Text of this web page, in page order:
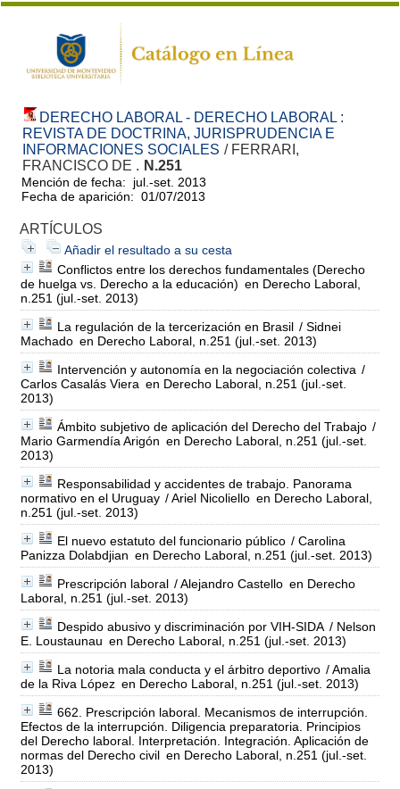
DERECHO LABORAL - DERECHO LABORAL :
REVISTA DE DOCTRINA, JURISPRUDENCIA E
INFORMACIONES SOCIALES / FERRARI,
FRANCISCO DE . N.251
Mención de fecha: jul.-set. 2013
Fecha de aparición: 01/07/2013
ARTÍCULOS
Añadir el resultado a su cesta
Conflictos entre los derechos fundamentales (Derecho
de huelga vs. Derecho a la educación) en Derecho Laboral,
n.251 (jul.-set. 2013)
La regulación de la tercerización en Brasil / Sidnei
Machado en Derecho Laboral, n.251 (jul.-set. 2013)
Intervención y autonomía en la negociación colectiva /
Carlos Casalás Viera en Derecho Laboral, n.251 (jul.-set.
2013)
Ámbito subjetivo de aplicación del Derecho del Trabajo /
Mario Garmendía Arigón en Derecho Laboral, n.251 (jul.-set.
2013)
Responsabilidad y accidentes de trabajo. Panorama
normativo en el Uruguay / Ariel Nicoliello en Derecho Laboral,
n.251 (jul.-set. 2013)
El nuevo estatuto del funcionario público / Carolina
Panizza Dolabdjian en Derecho Laboral, n.251 (jul.-set. 2013)
Prescripción laboral / Alejandro Castello en Derecho
Laboral, n.251 (jul.-set. 2013)
Despido abusivo y discriminación por VIH-SIDA / Nelson
E. Loustaunau en Derecho Laboral, n.251 (jul.-set. 2013)
La notoria mala conducta y el árbitro deportivo / Amalia
de la Riva López en Derecho Laboral, n.251 (jul.-set. 2013)
662. Prescripción laboral. Mecanismos de interrupción.
Efectos de la interrupción. Diligencia preparatoria. Principios
del Derecho laboral. Interpretación. Integración. Aplicación de
normas del Derecho civil en Derecho Laboral, n.251 (jul.-set.
2013)